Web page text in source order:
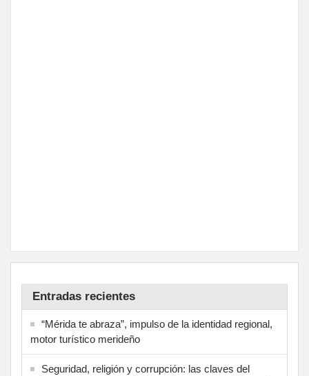
Entradas recientes
“Mérida te abraza”, impulso de la identidad regional,
motor turístico merideño
Seguridad, religión y corrupción: las claves del